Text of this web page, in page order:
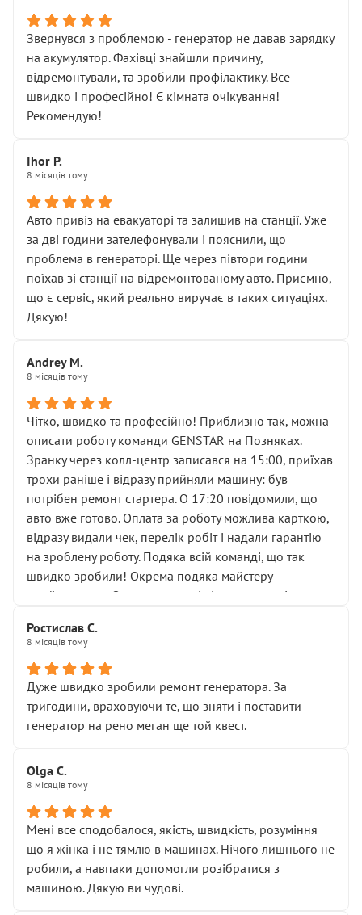
послуга. Тим більше, я був поруч і жодної реальної
діагностики ходової не проводилось. Після
зауваження гроші за цю “послугу” повернули, що
лише підтвердило мою правоту.
Але головне — я виїжджаю з боксу, і скрип у гальмах
залишився таким самим, як і був. Тобто оплачена
Далі ситуація тільки погіршилась:
• сказали, що тепер “потрібно знімати колеса”
• що біля авто стояти вже не можна
• почали озвучувати купу додаткових робіт без
чіткого пояснення
( ну все зняли та доробили) дякую!
Окремий момент, який виглядає абсурдно:
мені заявили, що бачок гальмівної рідини потрібно
міняти разом із головним гальмівним циліндром у
Для людини, яка хоча б трохи розуміється на техніці,
це звучить як мінімум непрофесійно, а як максимум —
спроба продати дорогий вузол замість елементарних
ущільнювачів.
Що прикро — це не перший мій візит. Раніше міняв у
вас стартер, і тоді сервіс наче справив хороше
враження. Але згодом знайшов декілька гайок під
лобовим склом. Мені пояснили, що це “старі гайки, які
відкручували”, і попросили не хвилюватися. ( надіюсь
новий власник, не застяг в полі))
Але після нинішнього візиту такі дрібниці вже не
здаються дрібницями.
Я — клієнт, який працює на довірі, і саме її цей сервіс
Хотілося б більше:
• належної уваги до авто
• прозорості в роботах і рахунках
• реальної діагностики, а не формального
“подивились і поїхав”
На жаль, складається враження, що сервіс працює не
Стосовно комунікації - все добре
Звернувся з проблемою - генератор не давав зарядку
на акумулятор. Фахівці знайшли причину,
відремонтували, та зробили профілактику. Все
швидко і професійно! Є кімната очікування!
Рекомендую!
Ihor P.
8 місяців тому
Авто привіз на евакуаторі та залишив на станції. Уже
за дві години зателефонували і пояснили, що
проблема в генераторі. Ще через півтори години
поїхав зі станції на відремонтованому авто. Приємно,
що є сервіс, який реально виручає в таких ситуаціях.
Дякую!
Andrey M.
8 місяців тому
Чітко, швидко та професійно! Приблизно так, можна
описати роботу команди GENSTAR на Позняках.
Зранку через колл-центр записався на 15:00, приїхав
трохи раніше і відразу прийняли машину: був
потрібен ремонт стартера. О 17:20 повідомили, що
авто вже готово. Оплата за роботу можлива карткою,
відразу видали чек, перелік робіт і надали гарантію
на зроблену роботу. Подяка всій команді, що так
швидко зробили! Окрема подяка майстеру-
приймальнику Олександру: всі чітко та по суті.
звертатися до цього автосервісу.
Ростислав С.
8 місяців тому
Дуже швидко зробили ремонт генератора. За
тригодини, враховуючи те, що зняти і поставити
генератор на рено меган ще той квест.
Olga С.
8 місяців тому
Мені все сподобалося, якість, швидкість, розуміння
що я жінка і не тямлю в машинах. Нічого лишнього не
робили, а навпаки допомогли розібратися з
машиною. Дякую ви чудові.